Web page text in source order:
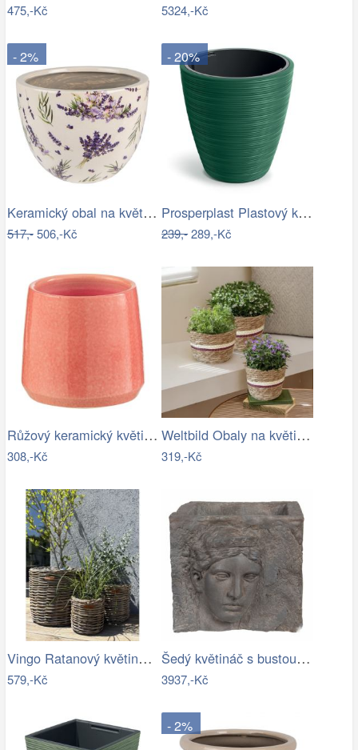
475,-Kč 5324,-Kč
- 2%
Keramický obal na květináč s levandulí…
517,-506,-Kč
- 20%
Prosperplast Plastový květináč Venas…
239,-289,-Kč
Růžový keramický květináč J-line Asol…
308,-Kč
Weltbild Obaly na květináče z mořské…
319,-Kč
Vingo Ratanový květináč - kulatý…
579,-Kč
Šedý květináč s bustou v antickém stylu…
3937,-Kč
- 2%